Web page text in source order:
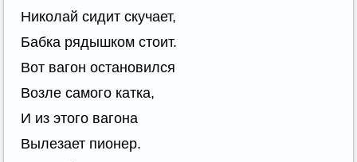
Николай сидит скучает,
Бабка рядышком стоит.
Вот вагон остановился
Возле самого катка,
И из этого вагона
Вылезает пионер.